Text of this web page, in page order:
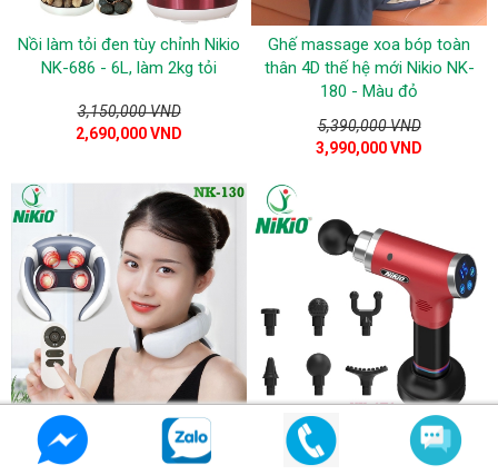
Nồi làm tỏi đen tùy chỉnh Nikio
NK-686 - 6L, làm 2kg tỏi
3,150,000 VND
2,690,000 VND
Ghế massage xoa bóp toàn
thân 4D thế hệ mới Nikio NK-
180 - Màu đỏ
5,390,000 VND
3,990,000 VND
Máy massage cổ gáy Nikio NK-
130 xung điện trị liệu cao cấp -
Súng massage cầm tay Nikio
NK-171 - Màu đỏ tím, nhiều chế